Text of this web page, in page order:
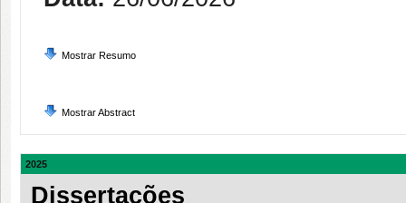
Mostrar Resumo
Mostrar Abstract
2025
Dissertações